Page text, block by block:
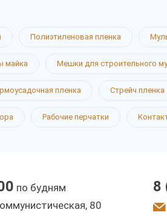
Полиэтиленовая пленка
майка Мешки для строительного
пленка Стрейч пленка
Рабочие перчатки
по будням
80
8